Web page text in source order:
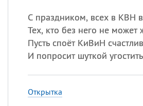
С праздником, всех в КВН
Тех, кто без него не может
Пусть споёт КиВиН
И попросит шуткой
Открытка